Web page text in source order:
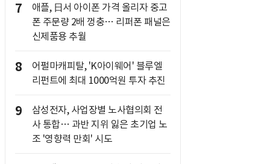
7
애플, 日서 아이폰 가격 올리자 중고
폰 주문량 2배 껑충… 리퍼폰 패널은
신제품용 추월
8
어펄마캐피탈, 'K아이웨어' 블루엘
리펀트에 최대 1000억원 투자 추진
9
삼성전자, 사업장별 노사협의회 전
사 통합… 과반 지위 잃은 초기업 노
조 '영향력 만회' 시도